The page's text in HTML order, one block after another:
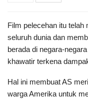
Film pelecehan itu
seluruh dunia dan
berada di negara-
khawatir terkena
Hal ini membuat AS
warga Amerika untuk